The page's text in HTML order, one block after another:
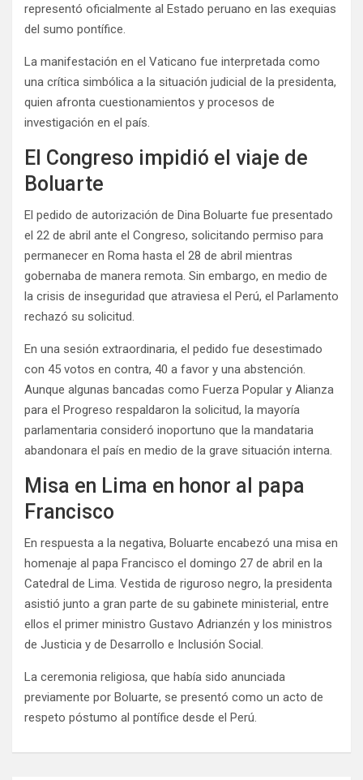
representó oficialmente al Estado peruano en las exequias
del sumo pontífice.
La manifestación en el Vaticano fue interpretada como
una crítica simbólica a la situación judicial de la presidenta,
quien afronta cuestionamientos y procesos de
investigación en el país.
El Congreso impidió el viaje de
Boluarte
El pedido de autorización de Dina Boluarte fue presentado
el 22 de abril ante el Congreso, solicitando permiso para
permanecer en Roma hasta el 28 de abril mientras
gobernaba de manera remota. Sin embargo, en medio de
la crisis de inseguridad que atraviesa el Perú, el Parlamento
rechazó su solicitud.
En una sesión extraordinaria, el pedido fue desestimado
con 45 votos en contra, 40 a favor y una abstención.
Aunque algunas bancadas como Fuerza Popular y Alianza
para el Progreso respaldaron la solicitud, la mayoría
parlamentaria consideró inoportuno que la mandataria
abandonara el país en medio de la grave situación interna.
Misa en Lima en honor al papa
Francisco
En respuesta a la negativa, Boluarte encabezó una misa en
homenaje al papa Francisco el domingo 27 de abril en la
Catedral de Lima. Vestida de riguroso negro, la presidenta
asistió junto a gran parte de su gabinete ministerial, entre
ellos el primer ministro Gustavo Adrianzén y los ministros
de Justicia y de Desarrollo e Inclusión Social.
La ceremonia religiosa, que había sido anunciada
previamente por Boluarte, se presentó como un acto de
respeto póstumo al pontífice desde el Perú.